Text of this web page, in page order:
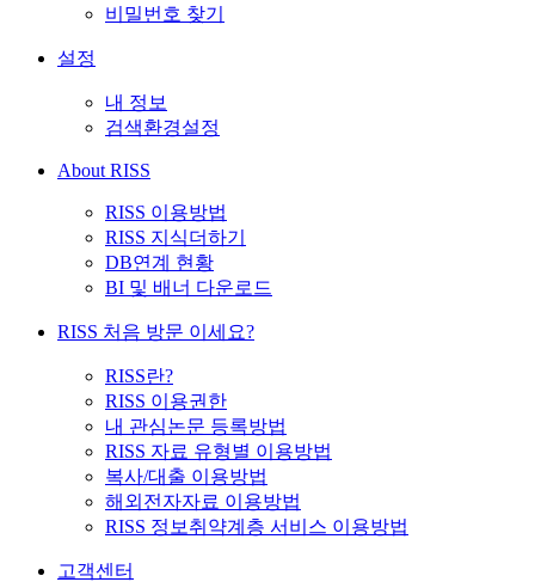
비밀번호 찾기
설정
내 정보
검색환경설정
About RISS
RISS 이용방법
RISS 지식더하기
DB연계 현황
BI 및 배너 다운로드
RISS 처음 방문 이세요?
RISS란?
RISS 이용권한
내 관심논문 등록방법
RISS 자료 유형별 이용방법
복사/대출 이용방법
해외전자자료 이용방법
RISS 정보취약계층 서비스 이용방법
고객센터